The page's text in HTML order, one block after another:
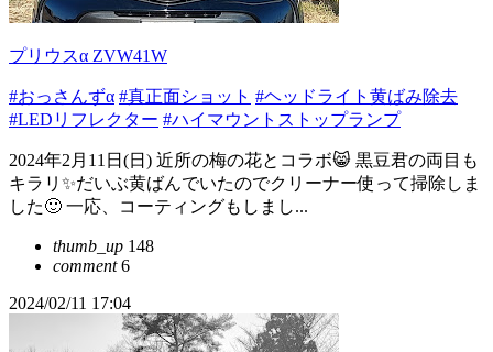
プリウスα ZVW41W
#おっさんずα #真正面ショット #ヘッドライト黄ばみ除去
#LEDリフレクター #ハイマウントストップランプ
2024年2月11日(日) 近所の梅の花とコラボ😸 黒豆君の両目も
キラリ✨だいぶ黄ばんでいたのでクリーナー使って掃除しま
した🙂 一応、コーティングもしまし...
thumb_up 148
comment6
2024/02/11 17:04